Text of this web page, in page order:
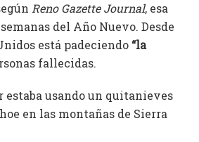
Reno Gazette Journal, esa
del Año Nuevo. Desde
está padeciendo “la
fallecidas.
usando un quitanieves
en las montañas de Sierra